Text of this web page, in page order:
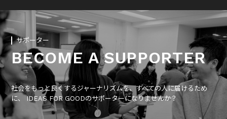
サポーター
BECOME A SUPPORTER
社会をもっと良くするジャーナリズムを、すべての人に届けるため
に、 IDEAS FOR GOODのサポーターになりませんか？